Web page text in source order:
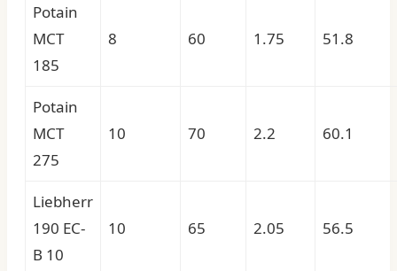
Potain
MCT
185
8 60 1.75 51.8
Potain
MCT
275
10 70 2.2 60.1
Liebherr
190 EC-
B 10
10 65 2.05 56.5